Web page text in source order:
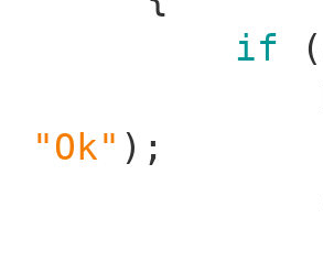
if
"Ok" );